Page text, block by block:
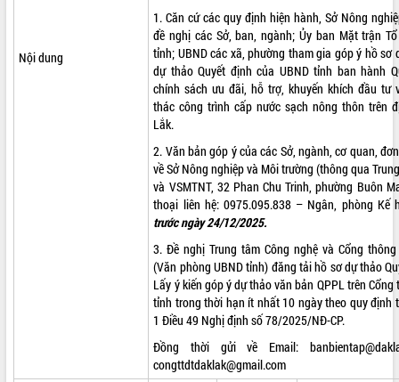
Không có file video nào để phát.
Nội dung
1. Căn cứ các quy định hiện hành, Sở Nông
đề nghị các Sở, ban, ngành; Ủy ban Mặt trận
tỉnh; UBND các xã, phường tham gia góp ý hồ sơ
dự thảo Quyết định của UBND tỉnh ban hành
chính sách ưu đãi, hỗ trợ, khuyến khích đầu tư
thác công trình cấp nước sạch nông thôn trên
Lắk.
2. Văn bản góp ý của các Sở, ngành, cơ quan,
về Sở Nông nghiệp và Môi trường (thông qua
và VSMTNT, 32 Phan Chu Trinh, phường Buôn
thoại liên hệ: 0975.095.838 – Ngân, phòng Kế
trước ngày 24/12/2025.
3. Đề nghị Trung tâm Công nghệ và Cổng
(Văn phòng UBND tỉnh) đăng tải hồ sơ dự thảo
Lấy ý kiến góp ý dự thảo văn bản QPPL trên
tỉnh trong thời hạn ít nhất 10 ngày theo quy định
1 Điều 49 Nghị định số 78/2025/NĐ-CP.
Đồng thời gửi về Email:
congttdtdaklak@gmail.com